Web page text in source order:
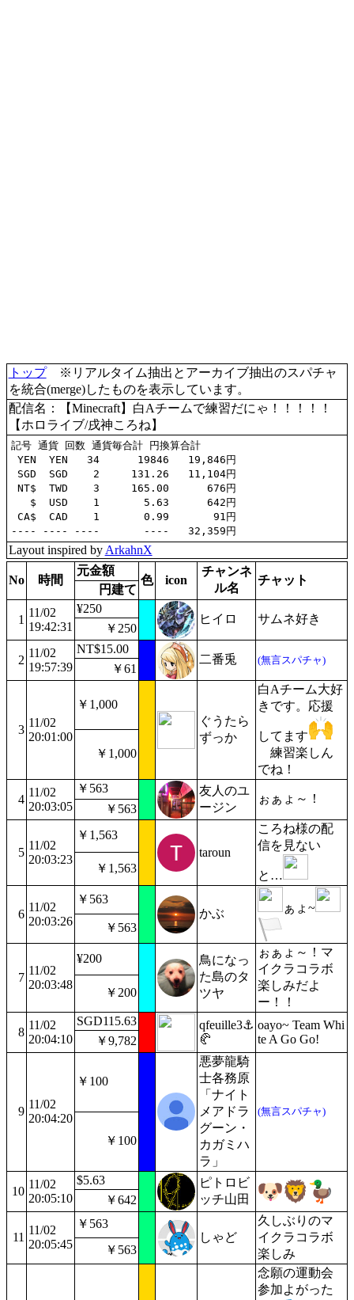
トップ※リアルタイム抽出とアーカイブ抽出のスパチャ
を統合(merge)したものを表示しています。
配信名：【Minecraft】白Aチームで練習だにゃ！！！！！
【ホロライブ/戌神ころね】
記号 通貨 回数 通貨毎合計 円換算合計
YEN  YEN   34      19846   19,846円
SGD  SGD    2     131.26   11,104円
NT$  TWD    3     165.00      676円
   $  USD    1       5.63      642円
CA$  CAD    1       0.99       91円
Layout inspired by ArkahnX
No 時間
元金額
色 icon
チャンネ
ル名
チャット
円建て
1
11/02
19:42:31
¥250
ヒイロ サムネ好き
￥250
2
11/02
19:57:39
NT$15.00
二番兎 (無言スパチャ)
￥61
3
11/02
20:01:00
￥1,000
ぐうたら
ずっか
白Aチーム大好
きです。応援
してます
練習楽しん
でね！
￥1,000
4
11/02
20:03:05
￥563
友人のユ
ージン
ぉぁょ～！
￥563
5
11/02
20:03:23
￥1,563
taroun
ころね様の配
信を見ない
と…
￥1,563
6
11/02
20:03:26
￥563
かぶ
ぁょ~
￥563
7
11/02
20:03:48
¥200
鳥になっ
た島のタ
ツヤ
ぉぁょ～！マ
イクラコラボ
楽しみだよ
ー！！
￥200
8
11/02
20:04:10
SGD115.63
qfeuille3⚓
🥐
oayo~ Team Whi
te A Go Go!
￥9,782
9
11/02
20:04:20
￥100
悪夢龍騎
士各務原
「ナイト
メアドラ
グーン・
カガミハ
ラ」
(無言スパチャ)
￥100
10
11/02
20:05:10
$5.63
ピトロビ
ッチ山田
￥642
11
11/02
20:05:45
￥563
しゃど
久しぶりのマ
イクラコラボ
楽しみ
￥563
念願の運動会
参加よがった